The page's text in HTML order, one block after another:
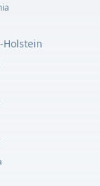
Holstein